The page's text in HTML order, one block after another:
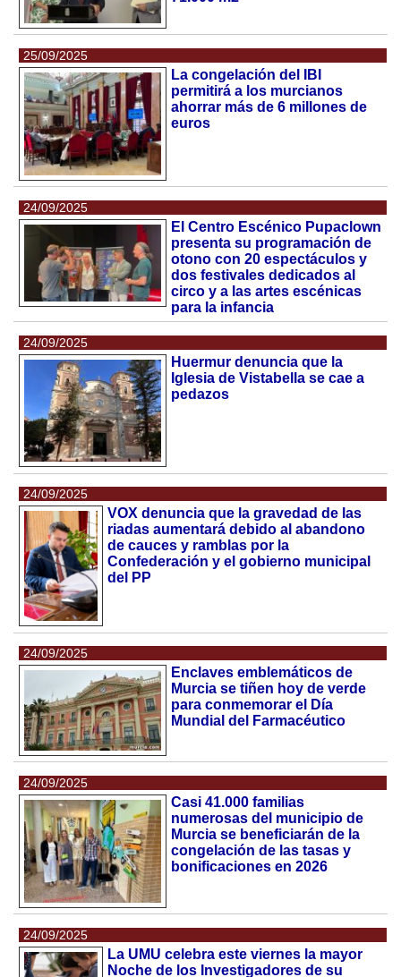
25/09/2025
La congelación del IBI
permitirá a los murcianos
ahorrar más de 6 millones de
euros
24/09/2025
El Centro Escénico Pupaclown
presenta su programación de
otono con 20 espectáculos y
dos festivales dedicados al
circo y a las artes escénicas
para la infancia
24/09/2025
Huermur denuncia que la
Iglesia de Vistabella se cae a
pedazos
24/09/2025
VOX denuncia que la gravedad de las
riadas aumentará debido al abandono
de cauces y ramblas por la
Confederación y el gobierno municipal
del PP
24/09/2025
Enclaves emblemáticos de
Murcia se tiñen hoy de verde
para conmemorar el Día
Mundial del Farmacéutico
24/09/2025
Casi 41.000 familias
numerosas del municipio de
Murcia se beneficiarán de la
congelación de las tasas y
bonificaciones en 2026
24/09/2025
La UMU celebra este viernes la mayor
Noche de los Investigadores de su